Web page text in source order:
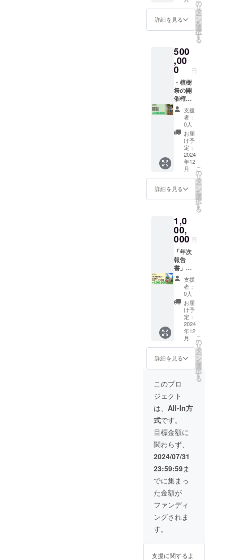
CAMPF
IREから
実行者
に入金
りま
す。／
受領書
の発送
日：
2024年
9月頃を
予定し
ていま
す。お
届けま
でお時
間をい
ただき
ますが
予めご
いま
す。
りま
す。／
受領書
9月頃を
予定し
ていま
す。お
届けま
でお時
間をい
ただき
ますが
予めご
了承願
いま
す。 ※
写真は
イメー
ジで
す。色
味など
場合が
ござい
ます。
は「お
気持ち
応援
コース
円】」
と同じ
内容に
なりま
す。
project.
com/cs
r#sec0
4 ️お礼
ル ️年次
報告書
送付
（メー
ル）※1 ️
寄付受
領書
※2 ※1）
2024年
12月末
までに
メール
で差し
上げま
す。
※2）寄
付の受
領日：
CAMPF
IREから
に入金
された
日とな
りま
す。／
受領書
の発送
日：
2024年
9月頃を
予定し
ていま
す。お
届けま
でお時
間をい
ただき
ますが
予めご
了承願
いま
す。
式HP」
の協賛
欄にお
名前掲
望者の
み） ※
掲載す
るお名
前を必
ず「備
考欄」
に記載
してく
ださ
い。掲
載不要
な方は
備考欄
に「匿
名希
望」と
記入し
てくだ
さい。
先
https://
morino
project.
com/cs
r#sec0
4 年次
報告書
例（昨
年のも
の）
https://
morino
project.
com/wp
/wp-
content
/theme
s/gfw/i
mages/
about/r
05.pdf ️
お礼の
メール ️
年次報
告書送
付
（メー
ル）※1 ️
寄付受
領書
※2 ※1）
2024年
12月末
までに
メール
で差し
上げま
付の受
CAMPF
詳細を見る
の
リ
タ
ー
ン
を
選
択
す
る
500
,00
0 円
・植樹
祭の開
催権
利。 ︎企
業・団
体・学
校・市
民グ
ループ
の森を
つくっ
てみま
せん
か。
「社会
貢献活
「周年
記念事
業」
「環境
教育」
「チー
ムビル
ディン
グ」
「復興
支援」
等の目
的で、
団体ご
とに植
樹祭を
開催す
ること
ができ
ます。
️・単独
植樹祭
を開催
できる
権利
（希望
者の
み）
［場
所］
「津波
からい
のちを
守る森
の防潮
堤づく
り」を
進めて
相馬市
［実施
支援
者：
0人
お届
け予
定：
2024
年12
月
詳細を見る
こ
の
リ
タ
ー
ン
を
選
択
す
る
1,0
00,
000 円
「年次
報告
書」に
お名前
とロゴ
マーク
を掲
載。 単
独植樹
祭を開
催でき
る権利
の他、
年間1万
部を配
布する
「2024
年次報
告書」
にロゴ
マーク
とお名
前を掲
載いた
しま
す。 ・
公式HP
と2024
年次報
告書の
協賛欄
にお名
前掲載
（希望
掲載す
前を必
支援
者：
0人
お届
け予
定：
2024
年12
月
詳細を見る
こ
の
リ
タ
ー
ン
を
選
択
す
る
このプロ
ジェクト
は、 All-In方
式です。
目標金額に
関わらず、
2024/07/31
23:59:59ま
でに集まっ
た金額が
ファンディ
ングされま
す。
支援に関するよ